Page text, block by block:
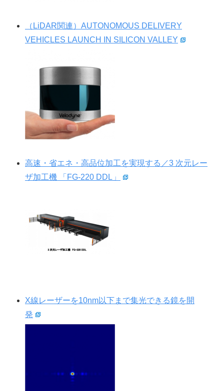
（LiDAR関連）AUTONOMOUS DELIVERY
VEHICLES LAUNCH IN SILICON VALLEY
高速・省エネ・高品位加工を実現する／3 次元レー
ザ加工機 「FG-220 DDL」
X線レーザーを10nm以下まで集光できる鏡を開
発